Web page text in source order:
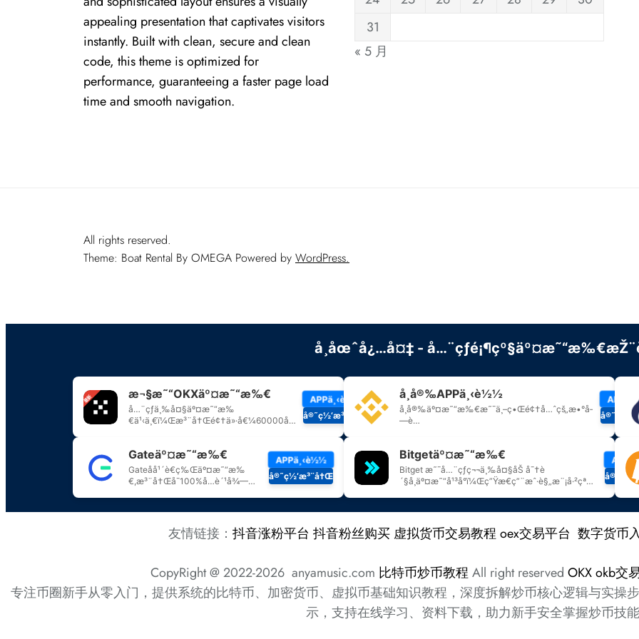
appealing presentation that captivates visitors
instantly. Built with clean, secure and clean
code, this theme is optimized for
performance, guaranteeing a faster page load
time and smooth navigation.
31
« 5 月
All rights reserved.
Theme: Boat Rental By OMEGA Powered by WordPress.
友情链接： 抖音涨粉平台 抖音粉丝购买虚拟货币交易教程oex交易平台 数字货币
CopyRight @ 2022-2026 anyamusic.com 比特币炒币教程All right reserved OKX okb交
专注币圈新手从零入门，提供系统的比特币、加密货币、虚拟币基础知识教程，深度拆解炒币核心逻辑与实操
示，支持在线学习、资料下载，助力新手安全掌握炒币技能